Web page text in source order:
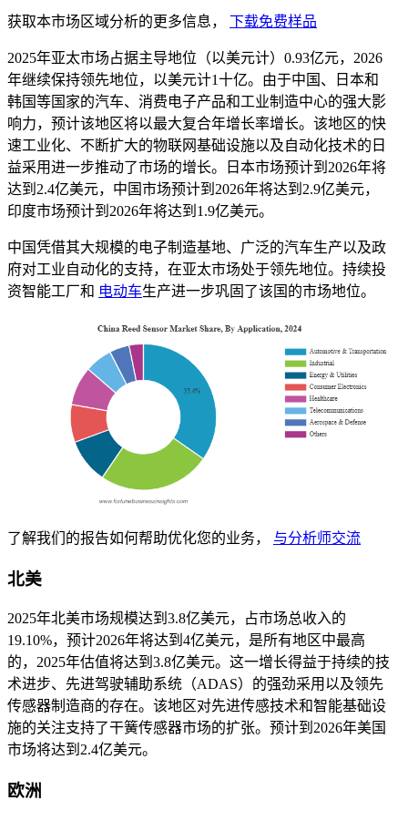
获取本市场区域分析的更多信息， 下载免费样品
2025年亚太市场占据主导地位（以美元计） 0.93亿元，2026
年继续保持领先地位，以美元计1十亿。由于中国、日本和
韩国等国家的汽车、消费电子产品和工业制造中心的强大影
响力，预计该地区将以最大复合年增长率增长。该地区的快
速工业化、不断扩大的物联网基础设施以及自动化技术的日
益采用进一步推动了市场的增长。日本市场预计到2026年将
达到2.4亿美元，中国市场预计到2026年将达到2.9亿美元，
印度市场预计到2026年将达到1.9亿美元。
中国凭借其大规模的电子制造基地、广泛的汽车生产以及政
府对工业自动化的支持，在亚太市场处于领先地位。持续投
资智能工厂和 电动车生产进一步巩固了该国的市场地位。
了解我们的报告如何帮助优化您的业务， 与分析师交流
北美
2025年北美市场规模达到3.8亿美元，占市场总收入的
19.10%，预计2026年将达到4亿美元，是所有地区中最高
的，2025年估值将达到3.8亿美元。这一增长得益于持续的技
术进步、先进驾驶辅助系统（ADAS）的强劲采用以及领先
传感器制造商的存在。该地区对先进传感技术和智能基础设
施的关注支持了干簧传感器市场的扩张。预计到2026年美国
市场将达到2.4亿美元。
欧洲